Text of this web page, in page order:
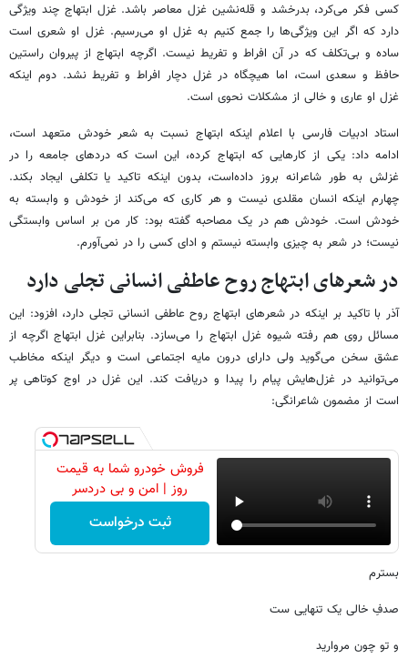
کسی فکر می‌کرد، بدرخشد و قله‌نشین غزل معاصر باشد. غزل ابتهاج چند ویژگی
دارد که اگر این ویژگی‌ها را جمع کنیم به غزل او می‌رسیم. غزل او شعری است
ساده و بی‌تکلف که در آن افراط و تفریط نیست. اگرچه ابتهاج از پیروان راستین
حافظ و سعدی است، اما هیچگاه در غزل دچار افراط و تفریط نشد. دوم اینکه
غزل او عاری و خالی از مشکلات نحوی است.
استاد ادبیات فارسی با اعلام اینکه ابتهاج نسبت به شعر خودش متعهد است،
ادامه داد: یکی از کارهایی که ابتهاج کرده، این است که دردهای جامعه را در
غزلش به طور شاعرانه بروز داده‌است، بدون اینکه تاکید یا تکلفی ایجاد بکند.
چهارم اینکه انسان مقلدی نیست و هر کاری که می‌کند از خودش و وابسته به
خودش است. خودش هم در یک مصاحبه گفته بود: کار من بر اساس وابستگی
نیست؛ در شعر به چیزی وابسته نیستم و ادای کسی را در نمی‌آورم.
در شعرهای ابتهاج روح عاطفی انسانی تجلی دارد
آذر با تاکید بر اینکه در شعرهای ابتهاج روح عاطفی انسانی تجلی دارد، افزود: این
مسائل روی هم رفته شیوه غزل ابتهاج را می‌سازد. بنابراین غزل ابتهاج اگرچه از
عشق سخن می‌گوید ولی دارای درون مایه اجتماعی است و دیگر اینکه مخاطب
می‌توانید در غزل‌هایش پیام را پیدا و دریافت کند. این غزل در اوج کوتاهی پر
است از مضمون شاعرانگی:
فروش خودرو شما به قیمت
روز | امن و بی دردسر
ثبت درخواست
بسترم
صدفِ خالی یک تنهایی ست
و تو چون مروارید